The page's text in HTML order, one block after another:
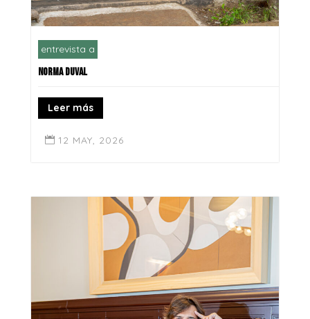
entrevista a
NORMA DUVAL
Leer más
 12 MAY, 2026